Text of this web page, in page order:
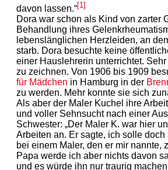
davon lassen.“[1]
Dora war schon als Kind von zarter
Behandlung ihres
lebenslänglichen Herzleiden, an
starb. Dora besuchte keine
einer Hauslehrerin unterrichtet.
zu zeichnen. Von 1906 bis 1909
für Mädchen in Hamburg in der
zu werden. Mehr konnte sie sich
Als aber der Maler Kuchel ihre
und voller Sehnsucht nach einer
Schwester: „Der Maler K. war hier
Arbeiten an. Er sagte, ich solle
bei einem Maler, den er mir nannte,
Papa werde ich aber nichts davon
und es würde ihn nur traurig